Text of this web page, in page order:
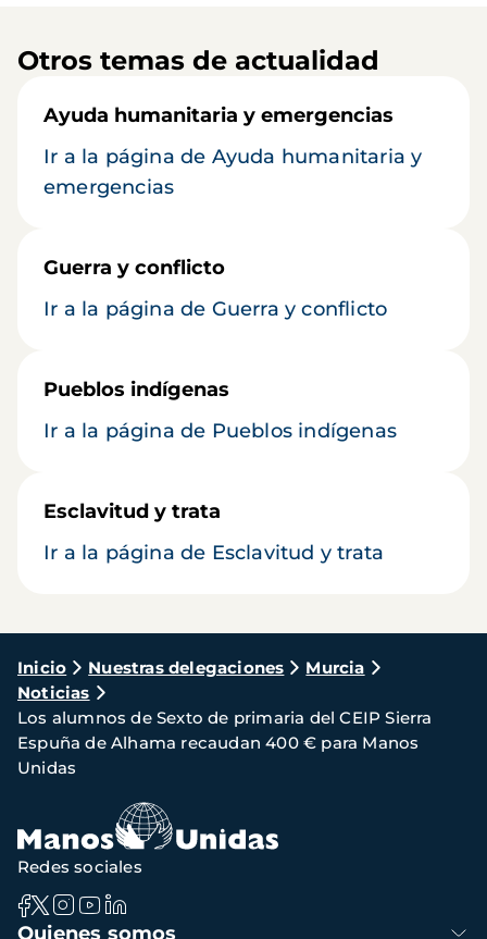
Otros temas de actualidad
Ayuda humanitaria y emergencias
Ir a la página de Ayuda humanitaria y
emergencias
Guerra y conflicto
Ir a la página de Guerra y conflicto
Pueblos indígenas
Ir a la página de Pueblos indígenas
Esclavitud y trata
Ir a la página de Esclavitud y trata
Ruta
de
navegación
Inicio Nuestras delegaciones
Murcia
Noticias
Los alumnos de Sexto de primaria del CEIP Sierra
Espuña de Alhama recaudan 400 € para Manos
Unidas
Navegación
Quienes somos
Redes sociales